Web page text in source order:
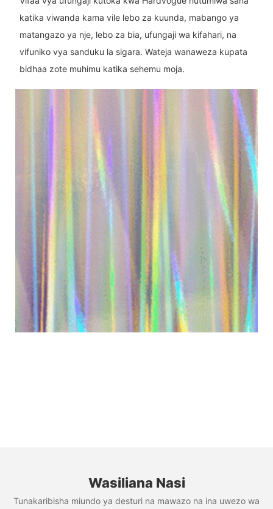
katika viwanda kama vile lebo za kuunda, mabango ya
matangazo ya nje, lebo za bia, ufungaji wa kifahari, na
vifuniko vya sanduku la sigara. Wateja wanaweza kupata
bidhaa zote muhimu katika sehemu moja.
Wasiliana Nasi
Tunakaribisha miundo ya desturi na mawazo na ina uwezo wa